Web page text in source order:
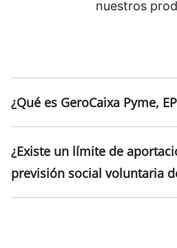
nuestros
¿Qué es GeroCaixa Pyme,
¿Existe un límite de
previsión social voluntaria